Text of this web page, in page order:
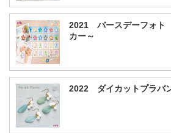
2021 バースデーフォト
カー～
2022 ダイカットプラバ